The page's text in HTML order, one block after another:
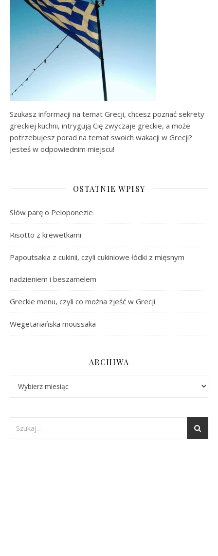
Szukasz informacji na temat Grecji, chcesz poznać sekrety
greckiej kuchni, intrygują Cię zwyczaje greckie, a może
potrzebujesz porad na temat swoich wakacji w Grecji?
Jesteś w odpowiednim miejscu!
OSTATNIE WPISY
Słów parę o Peloponezie
Risotto z krewetkami
Papoutsakia z cukinii, czyli cukiniowe łódki z mięsnym
nadzieniem i beszamelem
Greckie menu, czyli co można zjeść w Grecji
Wegetariańska moussaka
ARCHIWA